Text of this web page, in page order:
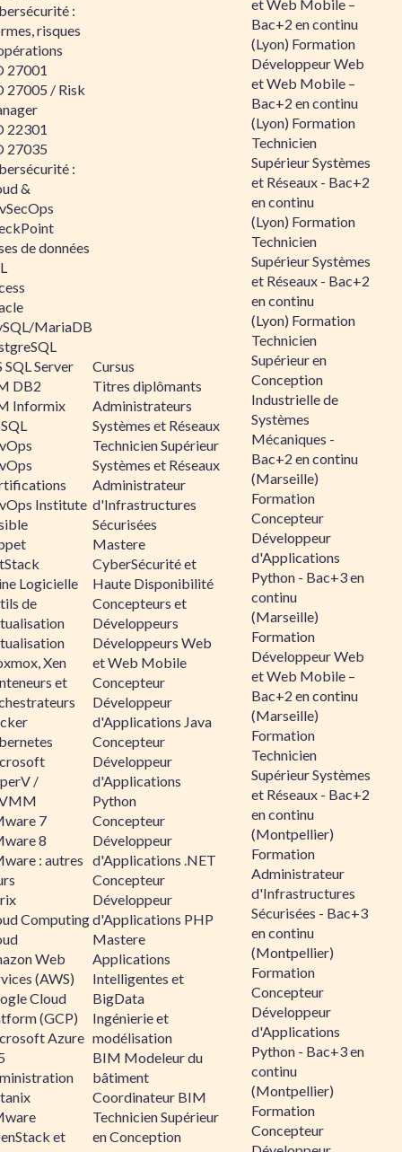
:
risques
27001
27005 / Risk
22301
27035
:
&
de données
MariaDB
SQL Server
DB2
Informix
Institute
Logicielle
de
Xen
et
/
7
8
: autres
Computing
Web
(AWS)
Cloud
(GCP)
Azure
et
Cursus
Titres diplômants
Administrateurs
Systèmes et Réseaux
Technicien Supérieur
Systèmes et Réseaux
Administrateur
d'Infrastructures
Sécurisées
Mastere
CyberSécurité et
Haute Disponibilité
Concepteurs et
Développeurs
Développeurs Web
et Web Mobile
Concepteur
Développeur
d'Applications Java
Concepteur
Développeur
d'Applications
Python
Concepteur
Développeur
d'Applications .NET
Concepteur
Développeur
d'Applications PHP
Mastere
Applications
Intelligentes et
BigData
Ingénierie et
modélisation
BIM Modeleur du
bâtiment
Coordinateur BIM
Technicien Supérieur
en Conception
et Web Mobile –
Bac+2 en continu
(Lyon) Formation
Développeur Web
et Web Mobile –
Bac+2 en continu
(Lyon) Formation
Technicien
Supérieur Systèmes
et Réseaux - Bac+2
en continu
(Lyon) Formation
Technicien
Supérieur Systèmes
et Réseaux - Bac+2
en continu
(Lyon) Formation
Technicien
Supérieur en
Conception
Industrielle de
Systèmes
Mécaniques -
Bac+2 en continu
(Marseille)
Formation
Concepteur
Développeur
d'Applications
Python - Bac+3 en
continu
(Marseille)
Formation
Développeur Web
et Web Mobile –
Bac+2 en continu
(Marseille)
Formation
Technicien
Supérieur Systèmes
et Réseaux - Bac+2
en continu
(Montpellier)
Formation
Administrateur
d'Infrastructures
Sécurisées - Bac+3
en continu
(Montpellier)
Formation
Concepteur
Développeur
d'Applications
Python - Bac+3 en
continu
(Montpellier)
Formation
Concepteur